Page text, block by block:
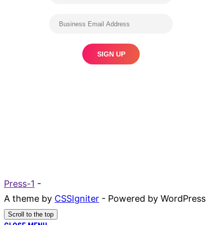
Press-1 -
A theme by CSSIgniter - Powered by WordPress
Scroll to the top